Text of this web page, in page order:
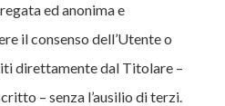
ed anonima e
il consenso dell’Utente o
direttamente dal Titolare –
– senza l’ausilio di terzi.